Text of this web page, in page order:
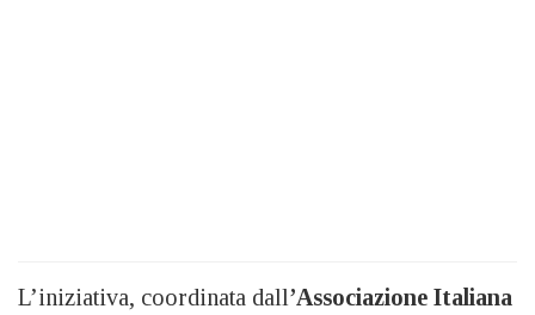
L’iniziativa, coordinata dall’Associazione Italiana